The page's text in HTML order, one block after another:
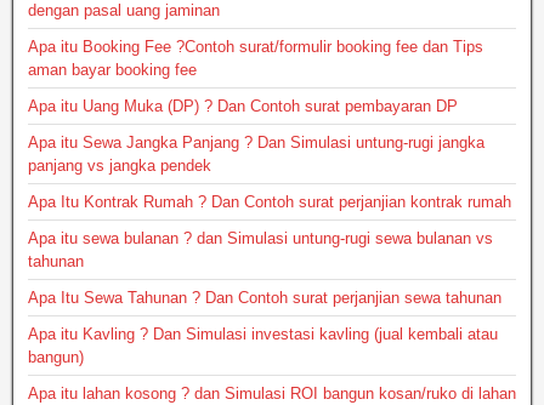
dengan pasal uang jaminan
Apa itu Booking Fee ?Contoh surat/formulir booking fee dan Tips
aman bayar booking fee
Apa itu Uang Muka (DP) ? Dan Contoh surat pembayaran DP
Apa itu Sewa Jangka Panjang ? Dan Simulasi untung-rugi jangka
panjang vs jangka pendek
Apa Itu Kontrak Rumah ? Dan Contoh surat perjanjian kontrak rumah
Apa itu sewa bulanan ? dan Simulasi untung-rugi sewa bulanan vs
tahunan
Apa Itu Sewa Tahunan ? Dan Contoh surat perjanjian sewa tahunan
Apa itu Kavling ? Dan Simulasi investasi kavling (jual kembali atau
bangun)
Apa itu lahan kosong ? dan Simulasi ROI bangun kosan/ruko di lahan